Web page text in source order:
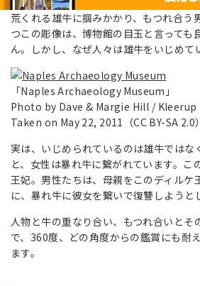
荒くれる雄牛に掴みかかり、もつれ合う
つこの彫像は、博物館の目玉と言っても
ん。しかし、なぜ人々は雄牛をいじめて
「Naples Archaeology Museum」
Photo by Dave & Margie Hill / Kleerup
Taken on May 22, 2011（CC BY-SA 2.0）
実は、いじめられているのは雄牛ではな
と、女性は暴れ牛に繋がれています。こ
王妃。男性たちは、母親をこのディルケ
に、暴れ牛に彼女を繋いで復讐しようと
人物と牛の重なり合い、もつれ合いとそ
で、360度、どの角度からの鑑賞にも耐
ます。